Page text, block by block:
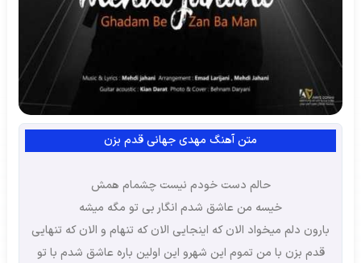
متن آهنگ مهدی جهانی قدم بزن
حالم دست خودم نیست چشمام همش
خیسه من عاشق شدم انگار بی تو مگه میشه
بارون دلم میخواد الان که اینجایی الان که تنهام و الان که تنهایی
قدم بزن با من تموم این شهرو این اولین باره عاشق شدم با تو